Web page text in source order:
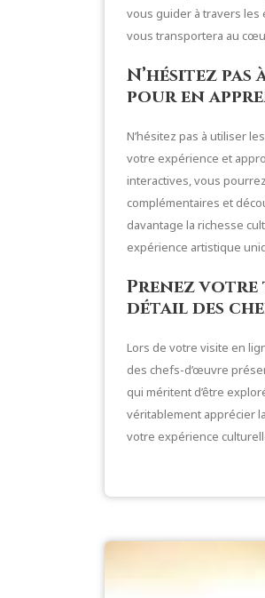
vous guider à travers
vous transportera au
N’hésitez
pour en
N’hésitez pas à utiliser
votre expérience et
interactives, vous
complémentaires et
davantage la richesse
expérience artistique
Prenez votre
détail des
Lors de votre visite en
des chefs-d’œuvre
qui méritent d’être
véritablement apprécier
votre expérience